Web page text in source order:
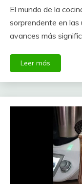
El mundo de la
sorprendente en las
avances más
Leer más